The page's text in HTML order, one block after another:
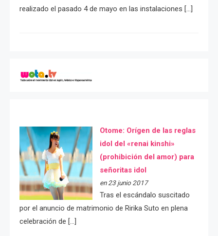
realizado el pasado 4 de mayo en las instalaciones […]
Otome: Orígen de las reglas
idol del «renai kinshi»
(prohibición del amor) para
señoritas idol
en 23 junio 2017
Tras el escándalo suscitado
por el anuncio de matrimonio de Ririka Suto en plena
celebración de […]